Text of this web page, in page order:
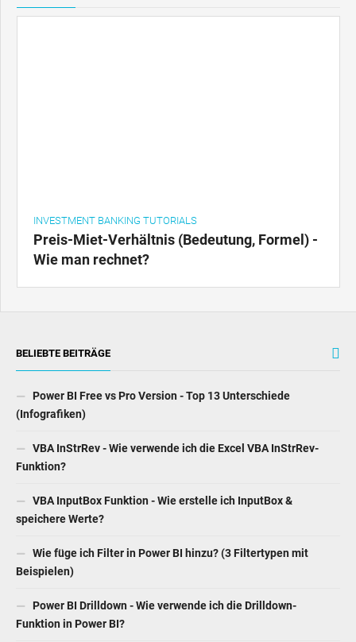
INVESTMENT BANKING TUTORIALS
Preis-Miet-Verhältnis (Bedeutung, Formel) -
Wie man rechnet?
BELIEBTE BEITRÄGE
Power BI Free vs Pro Version - Top 13 Unterschiede
(Infografiken)
VBA InStrRev - Wie verwende ich die Excel VBA InStrRev-
Funktion?
VBA InputBox Funktion - Wie erstelle ich InputBox &
speichere Werte?
Wie füge ich Filter in Power BI hinzu? (3 Filtertypen mit
Beispielen)
Power BI Drilldown - Wie verwende ich die Drilldown-
Funktion in Power BI?